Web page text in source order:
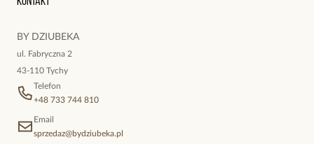
BY DZIUBEKA
ul. Fabryczna 2
43-110 Tychy
Telefon
+48 733 744 810
Email
sprzedaz@bydziubeka.pl